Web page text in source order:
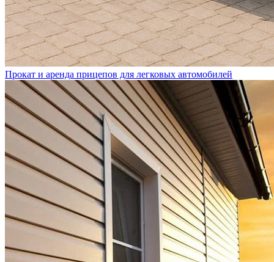
Прокат и аренда прицепов для легковых автомобилей